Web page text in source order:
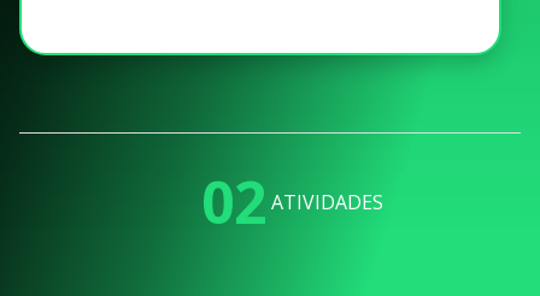
02 ATIVIDADES